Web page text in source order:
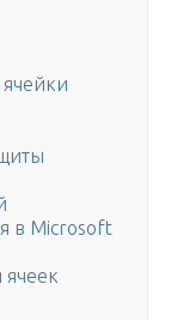
в Microsoft